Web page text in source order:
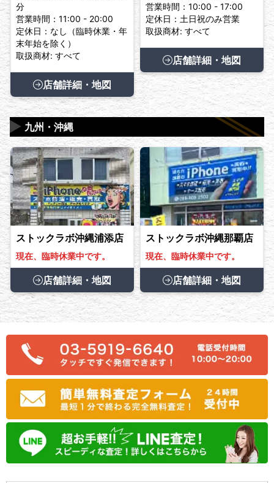
分
営業時間：11:00 - 20:00
定休日：なし（臨時休業・年
末年始を除く）
取扱商材: すべて
店舗詳細・地図
営業時間：10:00 - 17:00
定休日：土日祝のみ営業
取扱商材: すべて
店舗詳細・地図
九州・沖縄
▶
ストックラボ沖縄浦添店
現在、臨時休業中です。
店舗詳細・地図
ストックラボ沖縄那覇店
現在、臨時休業中です。
店舗詳細・地図